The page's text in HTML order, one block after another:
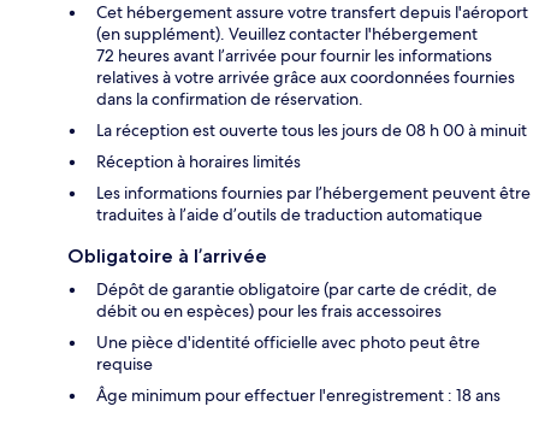
Cet hébergement assure votre transfert depuis l'aéroport
(en supplément). Veuillez contacter l'hébergement
72 heures avant l’arrivée pour fournir les informations
relatives à votre arrivée grâce aux coordonnées fournies
dans la confirmation de réservation.
La réception est ouverte tous les jours de 08 h 00 à minuit
Réception à horaires limités
Les informations fournies par l’hébergement peuvent être
traduites à l’aide d’outils de traduction automatique
Obligatoire à l’arrivée
Dépôt de garantie obligatoire (par carte de crédit, de
débit ou en espèces) pour les frais accessoires
Une pièce d'identité officielle avec photo peut être
requise
Âge minimum pour effectuer l'enregistrement : 18 ans